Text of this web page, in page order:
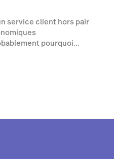
service client hors pair
pourquoi...